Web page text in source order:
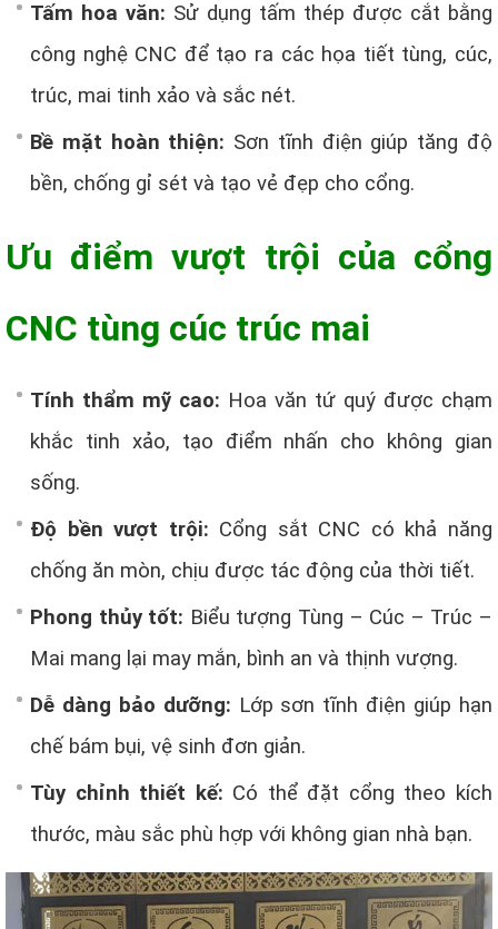
Tấm hoa văn: Sử dụng tấm thép được cắt bằng
công nghệ CNC để tạo ra các họa tiết tùng, cúc,
trúc, mai tinh xảo và sắc nét.
Bề mặt hoàn thiện: Sơn tĩnh điện giúp tăng độ
bền, chống gỉ sét và tạo vẻ đẹp cho cổng.
Ưu điểm vượt trội của cổng
CNC tùng cúc trúc mai
Tính thẩm mỹ cao: Hoa văn tứ quý được chạm
khắc tinh xảo, tạo điểm nhấn cho không gian
sống.
Độ bền vượt trội: Cổng sắt CNC có khả năng
chống ăn mòn, chịu được tác động của thời tiết.
Phong thủy tốt: Biểu tượng Tùng – Cúc – Trúc –
Mai mang lại may mắn, bình an và thịnh vượng.
Dễ dàng bảo dưỡng: Lớp sơn tĩnh điện giúp hạn
chế bám bụi, vệ sinh đơn giản.
Tùy chỉnh thiết kế: Có thể đặt cổng theo kích
thước, màu sắc phù hợp với không gian nhà bạn.